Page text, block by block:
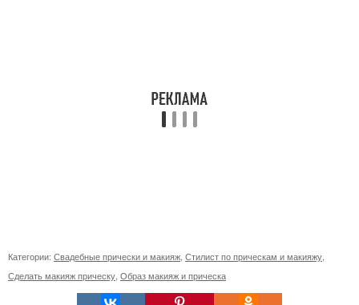
Категории: Свадебные прически и макияж Стилист по прическам и макияжу
Сделать макияж прическу Образ макияж и прическа